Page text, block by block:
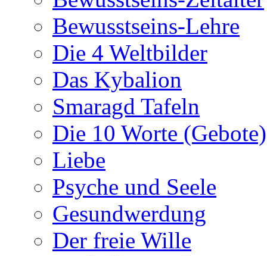
Bewusstseins-Lehre
Die 4 Weltbilder
Das Kybalion
Smaragd Tafeln
Die 10 Worte (Gebote)
Liebe
Psyche und Seele
Gesundwerdung
Der freie Wille